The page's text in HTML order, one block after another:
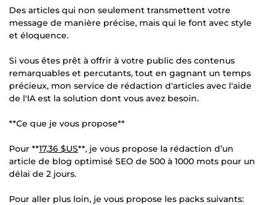
Des articles qui non seulement transmettent votre
message de manière précise, mais qui le font avec style
et éloquence.
Si vous êtes prêt à offrir à votre public des contenus
remarquables et percutants, tout en gagnant un temps
précieux, mon service de rédaction d'articles avec l'aide
de l'IA est la solution dont vous avez besoin.
**Ce que je vous propose**
Pour **17,36 $US**, je vous propose la rédaction d’un
article de blog optimisé SEO de 500 à 1000 mots pour un
délai de 2 jours.
Pour aller plus loin, je vous propose les packs suivants: